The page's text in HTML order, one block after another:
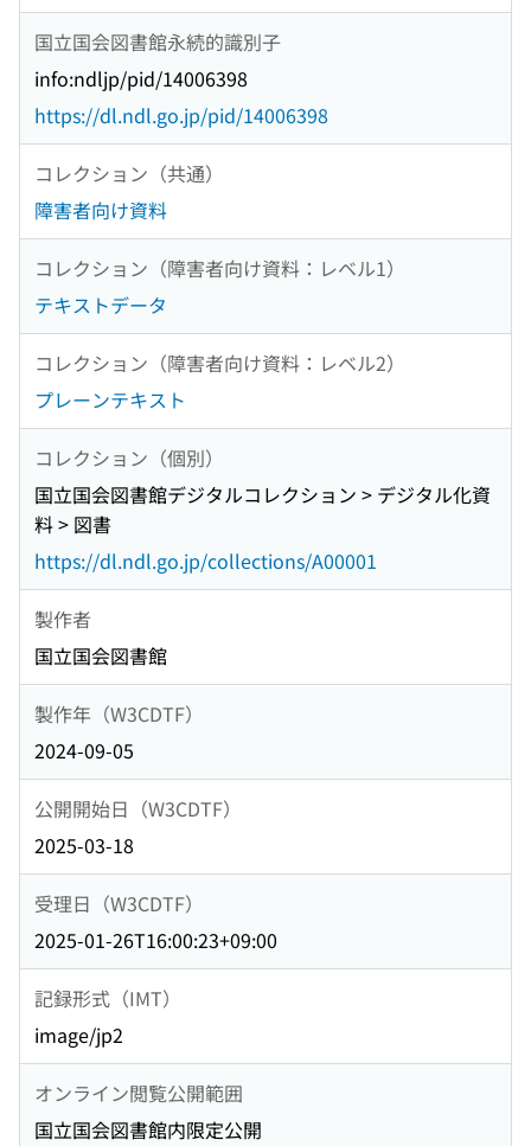
国立国会図書館永続的識別子
info:ndljp/pid/14006398
https://dl.ndl.go.jp/pid/14006398
コレクション（共通）
障害者向け資料
コレクション（障害者向け資料：レベル1）
テキストデータ
コレクション（障害者向け資料：レベル2）
プレーンテキスト
コレクション（個別）
国立国会図書館デジタルコレクション > デジタル化資
料 > 図書
https://dl.ndl.go.jp/collections/A00001
製作者
国立国会図書館
製作年（W3CDTF）
2024-09-05
公開開始日（W3CDTF）
2025-03-18
受理日（W3CDTF）
2025-01-26T16:00:23+09:00
記録形式（IMT）
image/jp2
オンライン閲覧公開範囲
国立国会図書館内限定公開